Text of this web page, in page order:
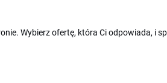
Wybierz ofertę, która Ci odpowiada, i